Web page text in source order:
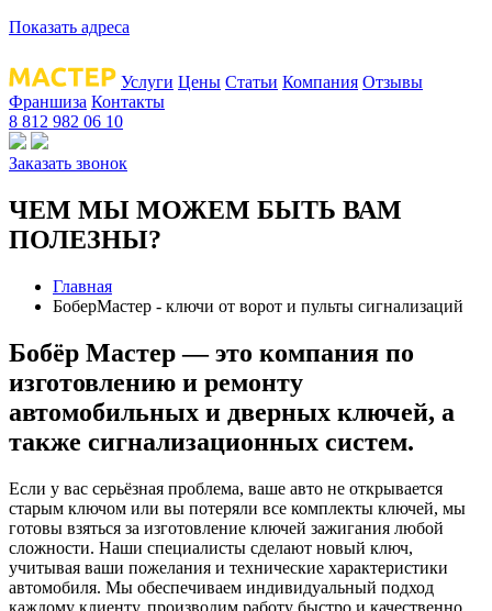
Показать адреса
Услуги Цены Статьи Компания Отзывы
Франшиза Контакты
8 812 982 06 10
Заказать звонок
ЧЕМ МЫ МОЖЕМ БЫТЬ ВАМ
ПОЛЕЗНЫ?
Главная
БоберМастер - ключи от ворот и пульты сигнализаций
Бобёр Мастер — это компания по
изготовлению и ремонту
автомобильных и дверных ключей, а
также сигнализационных систем.
Если у вас серьёзная проблема, ваше авто не открывается
старым ключом или вы потеряли все комплекты ключей, мы
готовы взяться за изготовление ключей зажигания любой
сложности. Наши специалисты сделают новый ключ,
учитывая ваши пожелания и технические характеристики
автомобиля. Мы обеспечиваем индивидуальный подход
каждому клиенту, производим работу быстро и качественно.